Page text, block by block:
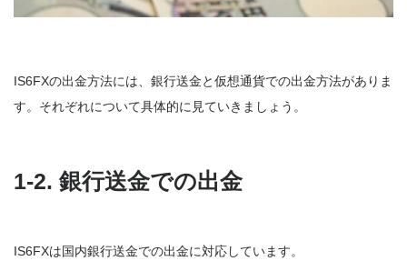
IS6FXの出金方法には、銀行送金と仮想通貨での出金方法がありま
す。それぞれについて具体的に見ていきましょう。
1-2. 銀行送金での出金
IS6FXは国内銀行送金での出金に対応しています。